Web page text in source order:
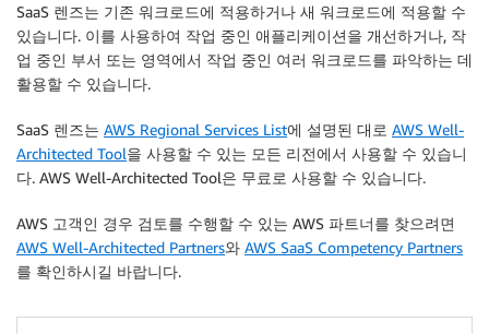
SaaS 렌즈는 기존 워크로드에 적용하거나 새 워크로드에 적용할 수
있습니다. 이를 사용하여 작업 중인 애플리케이션을 개선하거나, 작
업 중인 부서 또는 영역에서 작업 중인 여러 워크로드를 파악하는 데
활용할 수 있습니다.
SaaS 렌즈는 AWS Regional Services List에 설명된 대로 AWS Well-
Architected Tool을 사용할 수 있는 모든 리전에서 사용할 수 있습니
다. AWS Well-Architected Tool은 무료로 사용할 수 있습니다.
AWS 고객인 경우 검토를 수행할 수 있는 AWS 파트너를 찾으려면
AWS Well-Architected Partners와 AWS SaaS Competency Partners
를 확인하시길 바랍니다.